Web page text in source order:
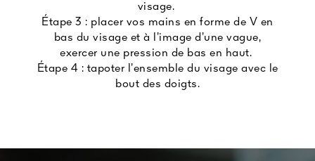
visage.
Étape 3 : placer vos mains en forme de V en
bas du visage et à l’image d’une vague,
exercer une pression de bas en haut.
Étape 4 : tapoter l’ensemble du visage avec le
bout des doigts.